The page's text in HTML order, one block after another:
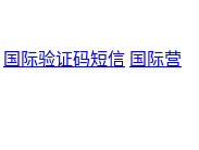
国际验证码短信 国际营